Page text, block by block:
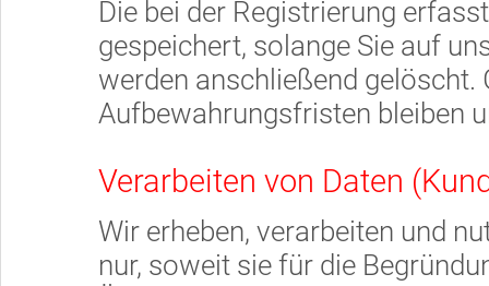
Die bei der Registrierung
gespeichert, solange Sie auf
werden anschließend gelöscht.
Aufbewahrungsfristen bleiben
Verarbeiten von Daten
Wir erheben, verarbeiten und
nur, soweit sie für die